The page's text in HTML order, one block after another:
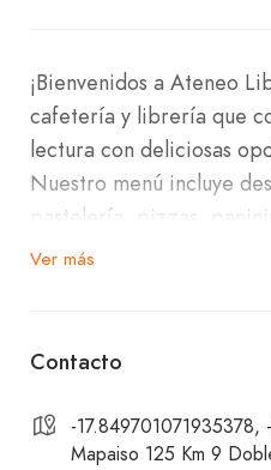
¡Bienvenidos a Ateneo
cafetería y librería que
lectura con deliciosas
Nuestro menú incluye
pastelería, pizzas,
postres y tortas.
lectura, ofrecemos una
Nos ubicamos en la
Ver más
Contacto
-
Mapaiso 125 Km 9